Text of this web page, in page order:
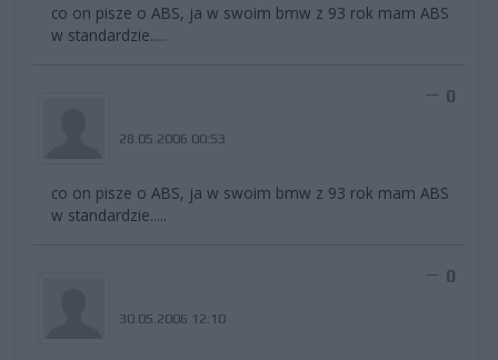
co on pisze o ABS, ja w swoim bmw z 93 rok mam ABS
w standardzie.....
28.05.2006 00:53
0
co on pisze o ABS, ja w swoim bmw z 93 rok mam ABS
w standardzie.....
30.05.2006 12:10
0